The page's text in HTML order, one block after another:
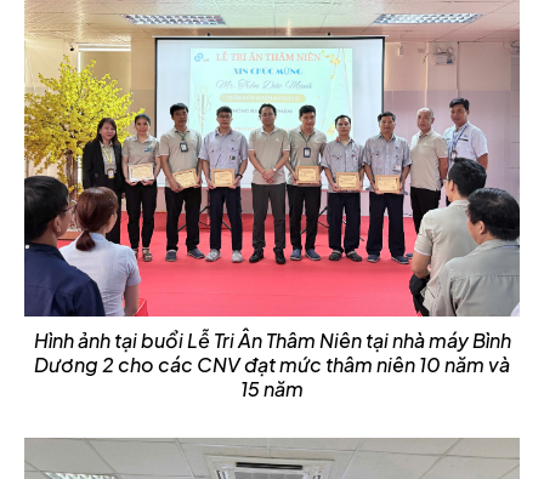
Hình ảnh tại buổi Lễ Tri Ân Thâm Niên tại nhà máy Bình
Dương 2 cho các CNV đạt mức thâm niên 10 năm và
15 năm